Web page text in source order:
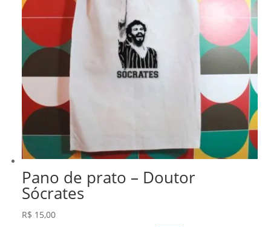
Pano de prato – Doutor
Sócrates
R$ 15,00